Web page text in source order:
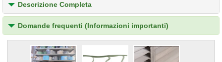
Descrizione Completa
Domande frequenti (Informazioni importanti)